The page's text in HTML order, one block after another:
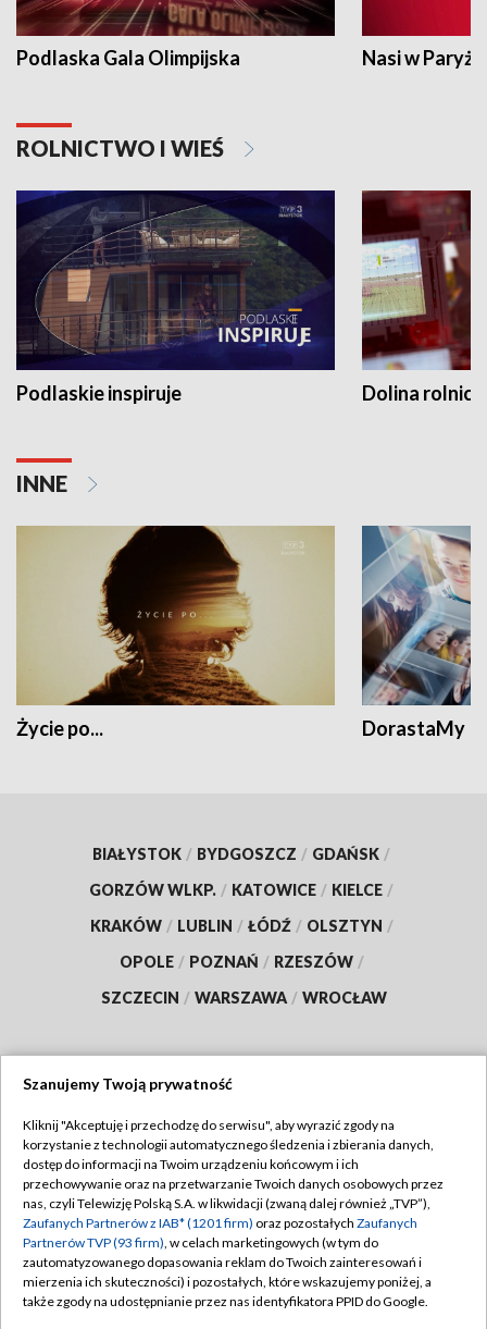
Podlaska Gala Olimpijska Nasi w Paryżu
ROLNICTWO I WIEŚ
Podlaskie inspiruje Dolina
INNE
Życie po... DorastaMy
BIAŁYSTOK / BYDGOSZCZ / GDAŃSK /
GORZÓW WLKP. / KATOWICE / KIELCE /
KRAKÓW / LUBLIN / ŁÓDŹ / OLSZTYN /
OPOLE / POZNAŃ / RZESZÓW /
SZCZECIN / WARSZAWA / WROCŁAW
TVP
Abonament TVP
Emisja w TVP
Centrum informacji TVP
Naziemna Telewizja Cyfrowa
Regulamin TVP
Polityka prywatności
Moje zgody
Pomoc
Szanujemy Twoją prywatność
Kliknij "Akceptuję i przechodzę do serwisu", aby wyrazić zgody na
korzystanie z technologii automatycznego śledzenia i zbierania danych,
dostęp do informacji na Twoim urządzeniu końcowym i ich
przechowywanie oraz na przetwarzanie Twoich danych osobowych przez
nas, czyli Telewizję Polską S.A. w likwidacji (zwaną dalej również „TVP”),
Zaufanych Partnerów z IAB* (1201 firm) oraz pozostałych Zaufanych
Partnerów TVP (93 firm), w celach marketingowych (w tym do
zautomatyzowanego dopasowania reklam do Twoich zainteresowań i
mierzenia ich skuteczności) i pozostałych, które wskazujemy poniżej, a
także zgody na udostępnianie przez nas identyfikatora PPID do Google.